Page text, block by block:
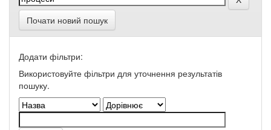
Почати новий пошук
Додати фільтри:
Використовуйте фільтри для уточнення результатів
пошуку.